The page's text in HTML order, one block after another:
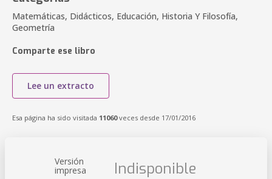
Matemáticas, Didácticos, Educación, Historia Y Filosofía,
Geometría
Comparte ese libro
Lee un extracto
Esa página ha sido visitada 11060veces desde 17/01/2016
Versión
impresa Indisponible